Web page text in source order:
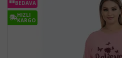
BEDAVA
HIZLI
KARGO